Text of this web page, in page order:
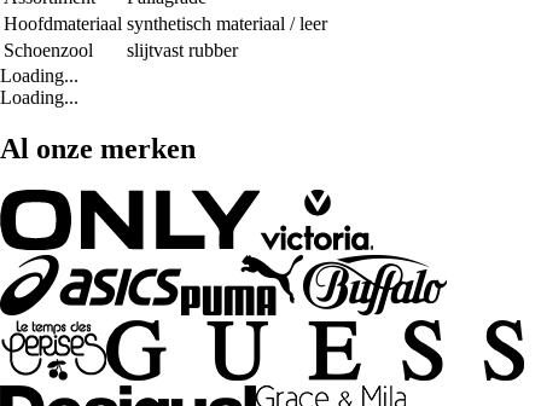
Hoofdmateriaal synthetisch materiaal / leer
Schoenzool
slijtvast rubber
Loading...
Loading...
Al onze merken